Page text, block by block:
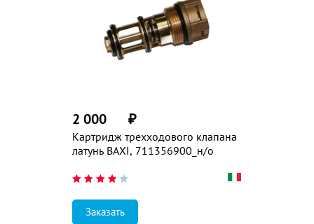
Картридж трехходового клапана
латунь BAXI, 711356900_н/о
2 000 ₽
Заказать